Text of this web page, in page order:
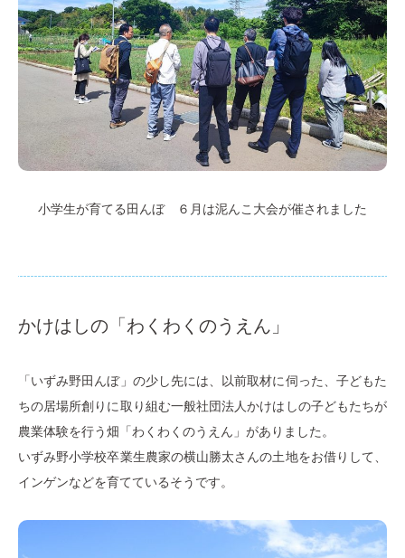
小学生が育てる田んぼ ６月は泥んこ大会が催されました
かけはしの「わくわくのうえん」
「いずみ野田んぼ」の少し先には、以前取材に伺った、子どもた
ちの居場所創りに取り組む一般社団法人かけはしの子どもたちが
農業体験を行う畑「わくわくのうえん」がありました。
いずみ野小学校卒業生農家の横山勝太さんの土地をお借りして、
インゲンなどを育てているそうです。